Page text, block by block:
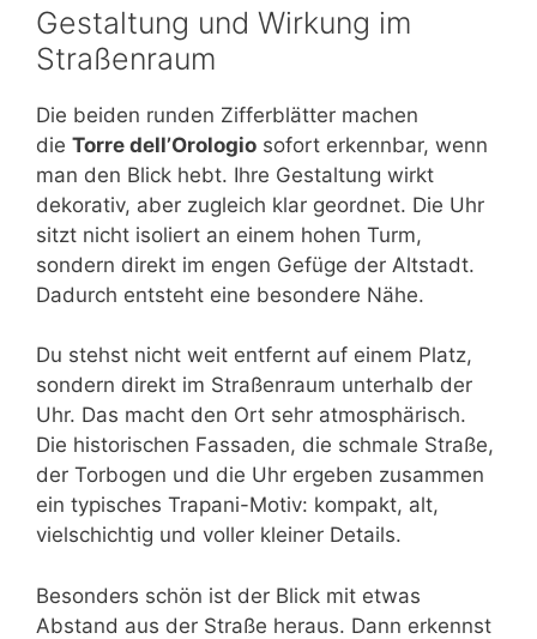
Gestaltung und Wirkung im
Straßenraum
Die beiden runden Zifferblätter machen
die Torre dell’Orologio sofort erkennbar, wenn
man den Blick hebt. Ihre Gestaltung wirkt
dekorativ, aber zugleich klar geordnet. Die Uhr
sitzt nicht isoliert an einem hohen Turm,
sondern direkt im engen Gefüge der Altstadt.
Dadurch entsteht eine besondere Nähe.
Du stehst nicht weit entfernt auf einem Platz,
sondern direkt im Straßenraum unterhalb der
Uhr. Das macht den Ort sehr atmosphärisch.
Die historischen Fassaden, die schmale Straße,
der Torbogen und die Uhr ergeben zusammen
ein typisches Trapani-Motiv: kompakt, alt,
vielschichtig und voller kleiner Details.
Besonders schön ist der Blick mit etwas
Abstand aus der Straße heraus. Dann erkennst